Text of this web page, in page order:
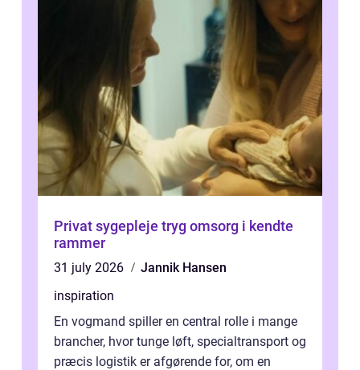
Privat sygepleje tryg omsorg i kendte
rammer
31 july 2026
Jannik Hansen
inspiration
En vogmand spiller en central rolle i mange
brancher, hvor tunge løft, specialtransport og
præcis logistik er afgørende for, om en